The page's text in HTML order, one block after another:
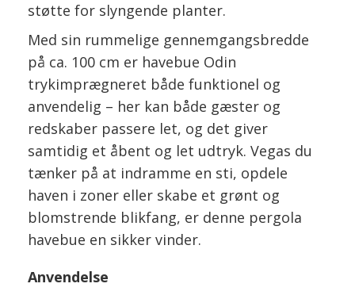
støtte for slyngende planter.
Med sin rummelige gennemgangsbredde
på ca. 100 cm er havebue Odin
trykimprægneret både funktionel og
anvendelig – her kan både gæster og
redskaber passere let, og det giver
samtidig et åbent og let udtryk. Vegas du
tænker på at indramme en sti, opdele
haven i zoner eller skabe et grønt og
blomstrende blikfang, er denne pergola
havebue en sikker vinder.
Anvendelse